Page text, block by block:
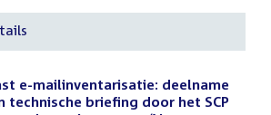
e-mailinventarisatie: deelname
technische briefing door het SCP